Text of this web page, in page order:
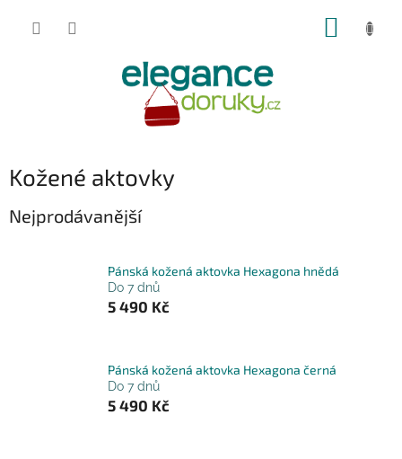
Kožené aktovky
Nejprodávanější
Pánská kožená aktovka Hexagona hnědá
Do 7 dnů
5 490 Kč
Pánská kožená aktovka Hexagona černá
Do 7 dnů
5 490 Kč